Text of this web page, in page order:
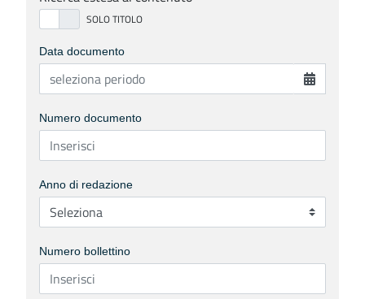
Data documento
Numero documento
Anno di redazione
Numero bollettino